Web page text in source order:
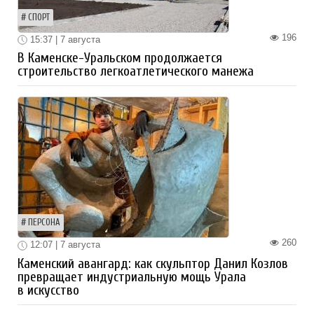
СПОРТ
196
15:37 | 7 августа
В Каменске-Уральском продолжается
строительство легкоатлетического манежа
ПЕРСОНА
260
12:07 | 7 августа
Каменский авангард: как скульптор Данил Козлов
превращает индустриальную мощь Урала
в искусство